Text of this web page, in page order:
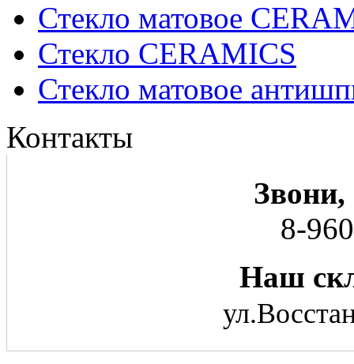
Стекло матовое
Стекло CERAMICS
Стекло матовое
Контакты
8-
Наш